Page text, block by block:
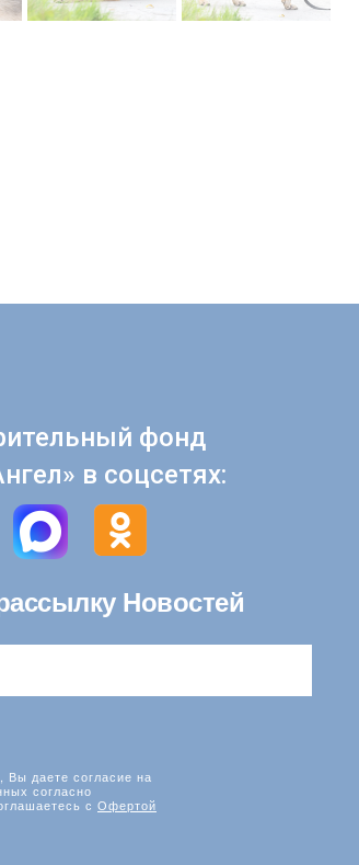
фонд
в соцсетях:
Новостей
Вы даете согласие на
согласно
с Офертой